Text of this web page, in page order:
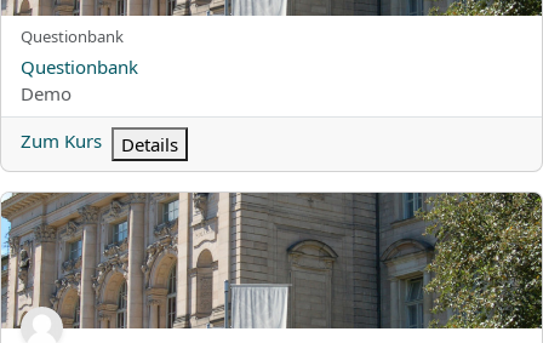
Kurzer Kursname
Questionbank
Kursname
Questionbank
Kursbereich
Demo
Zum Kurs
Details
ZFS Übungsmoodle